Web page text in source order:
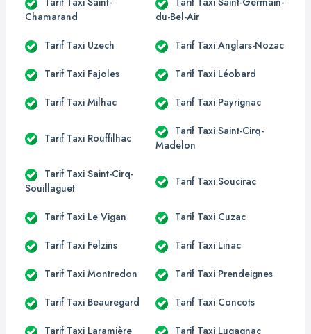
Chamarand
du-Bel-Air
Tarif Taxi Uzech Tarif Taxi Anglars-Nozac
Tarif Taxi Fajoles Tarif Taxi Léobard
Tarif Taxi Milhac Tarif Taxi Payrignac
Tarif Taxi Rouffilhac
Tarif Taxi Saint-Cirq-
Madelon
Tarif Taxi Saint-Cirq-
Souillaguet
Tarif Taxi Soucirac
Tarif Taxi Le Vigan Tarif Taxi Cuzac
Tarif Taxi Felzins Tarif Taxi Linac
Tarif Taxi Montredon Tarif Taxi Prendeignes
Tarif Taxi Beauregard Tarif Taxi Concots
Tarif Taxi Laramière Tarif Taxi Lugagnac